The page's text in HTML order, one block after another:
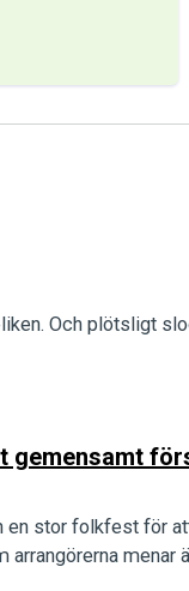
Och plötsligt
gemensamt
en stor folkfest för
menar